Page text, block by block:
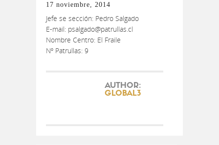
17 noviembre, 2014
Jefe se sección: Pedro Salgado
E-mail: psalgado@patrullas.cl
Nombre Centro: El Fraile
Nº Patrullas: 9
AUTHOR:
GLOBAL3